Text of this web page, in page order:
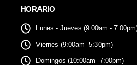
HORARIO
Lunes - Jueves (9:00am -
Viernes (9:00am -5:30pm)
Domingos (10:00am -7:00pm)